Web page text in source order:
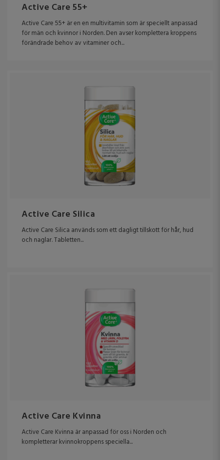
Active Care 55+
Active Care 55+ är en en multivitamin som är speciellt anpassad
för män och kvinnor i Norden. Den avser komplettera kroppens
förändrade behov av vitaminer och...
Active Care Silica
Active Care Silica används som ett dagligt tillskott för hår, hud
och naglar. Tabletten...
Active Care Kvinna
Active Care Kvinna är anpassad för oss i Norden och
kompletterar kvinnokroppens speciella...